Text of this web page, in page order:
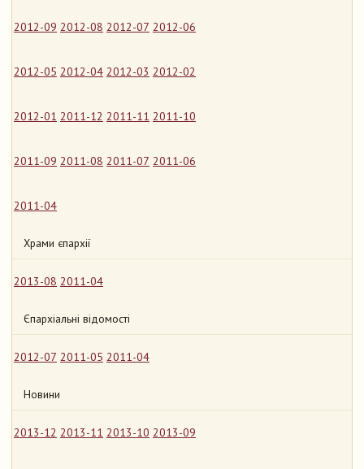
2012-09 2012-08 2012-07 2012-06
2012-05 2012-04 2012-03 2012-02
2012-01 2011-12 2011-11 2011-10
2011-09 2011-08 2011-07 2011-06
2011-04
Храми єпархії
2013-08 2011-04
Єпархіальні відомості
2012-07 2011-05 2011-04
Новини
2013-12 2013-11 2013-10 2013-09